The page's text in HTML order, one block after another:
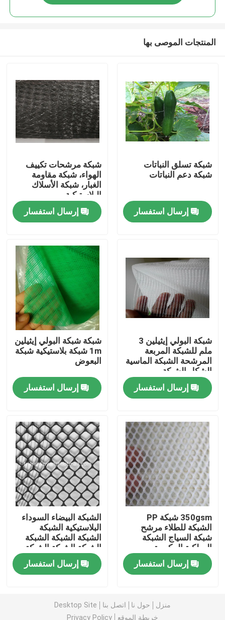
المنتجات
حول بنا
ضبط الجودة
اتصل بنا
طلب اقتباس
Russian website
الستار المغناطيسي للباب
المنتجات الموصى بها
شبكة تسلق النباتات
شبكة دعم النباتات
إرسال استفسار
شبكة مرشحات تكييف
الهواء، شبكة مقاومة
الغبار، شبكة الأسلاك
البلاستيكية
إرسال استفسار
شبكة البولي إيثيلين 3
ملم للشبكة المربعة
المرشحة الشبكة الماسية
الشكل الشبكة
إرسال استفسار
شبكة شبكة البولي إيثيلين
1m شبكة بلاستيكية شبكة
البعوض
إرسال استفسار
350gsm شبكة PP
الشبكة للطلاء مرشح
شبكة السياج الشبكة
السلكية المكبسة
إرسال استفسار
الشبكة البيضاء السوداء
البلاستيكية الشبكة
الشبكة الشبكة الشبكة
الشبكة الشبكة الشبكة
الشبكة الشبكة الشبكة
الشبكةإرسال استفسار
منزل حول نا اتصل بنا
Desktop Site
خريطة الموقع
Privacy Policy